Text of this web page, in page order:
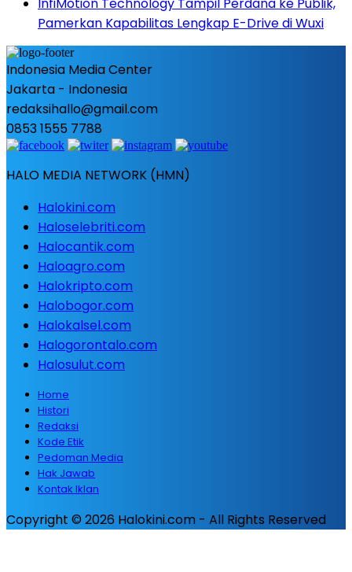
Pamerkan Kapabilitas Lengkap E-Drive di Wuxi
Indonesia Media Center
Jakarta - Indonesia
redaksihallo@gmail.com
0853 1555 7788
HALO MEDIA NETWORK (HMN)
Halokini.com
Haloselebriti.com
Halocantik.com
Haloagro.com
Halokripto.com
Halobogor.com
Halokalsel.com
Halogorontalo.com
Halosulut.com
Home
Histori
Redaksi
Kode Etik
Pedoman Media
Hak Jawab
Kontak Iklan
Copyright © 2026 Halokini.com - All Rights Reserved